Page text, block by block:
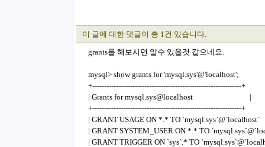
이 글에 대한 댓글이 총 1건 있습니다.
grants를 해보시면 알수 있을것 같으네요.
mysql> show grants for 'mysql.sys'@'localhost';
+---------------------------------------------------------------+
| Grants for mysql.sys@localhost |
+---------------------------------------------------------------+
| GRANT USAGE ON *.* TO
| GRANT SYSTEM_USER ON *.* TO
| GRANT TRIGGER ON `sys`.* TO